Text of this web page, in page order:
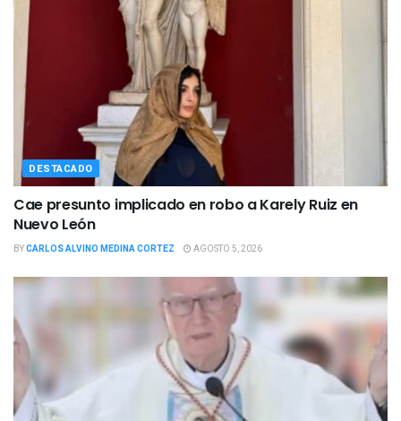
DESTACADO
Cae presunto implicado en robo a Karely Ruiz en
Nuevo León
BYCARLOS ALVINO MEDINA CORTEZ AGOSTO 5, 2026